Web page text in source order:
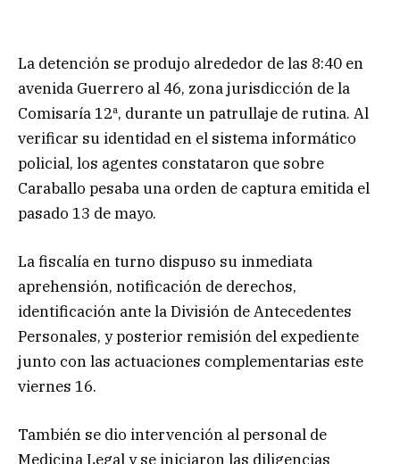
La detención se produjo alrededor de las 8:40 en
avenida Guerrero al 46, zona jurisdicción de la
Comisaría 12ª, durante un patrullaje de rutina. Al
verificar su identidad en el sistema informático
policial, los agentes constataron que sobre
Caraballo pesaba una orden de captura emitida el
pasado 13 de mayo.
La fiscalía en turno dispuso su inmediata
aprehensión, notificación de derechos,
identificación ante la División de Antecedentes
Personales, y posterior remisión del expediente
junto con las actuaciones complementarias este
viernes 16.
También se dio intervención al personal de
Medicina Legal y se iniciaron las diligencias